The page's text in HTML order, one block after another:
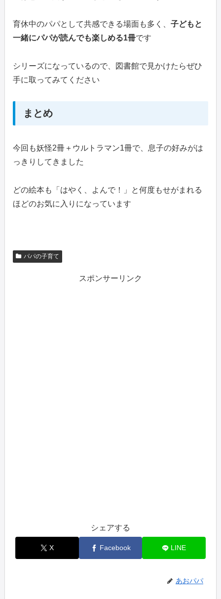
育休中のパパとして共感できる場面も多く、 子どもと
一緒にパパが読んでも楽しめる1冊です
シリーズになっているので、図書館で見かけたらぜひ
手に取ってみてください
まとめ
今回も妖怪2冊＋ウルトラマン1冊で、息子の好みがは
っきりしてきました
どの絵本も「はやく、よんで！」と何度もせがまれる
ほどのお気に入りになっています
パパの子育て
スポンサーリンク
シェアする
X Facebook LINE
あおパパ